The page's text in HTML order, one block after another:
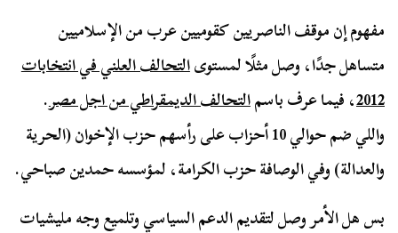
مفهوم إن موقف الناصريين كقوميين عرب من الإسلاميين
متساهل جدًا، وصل مثلًا لمستوىالتحالف العلني في انتخابات
2012، فيما عرف باسمالتحالف الديمقراطي من اجل مصر.
واللي ضم حوالي 10 أحزاب على رأسهم حزب الإخوان (الحرية
والعدالة) وفي الوصافة حزب الكرامة، لمؤسسه حمدين صباحي.
بس هل الأمر وصل لتقديم الدعم السياسي وتلميع وجه مليشيات